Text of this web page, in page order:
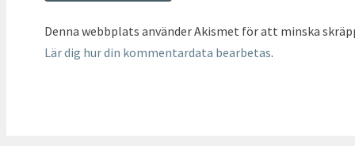
Denna webbplats använder Akismet för att minska
Lär dig hur din kommentardata bearbetas.